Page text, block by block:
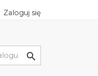
Zaloguj się
